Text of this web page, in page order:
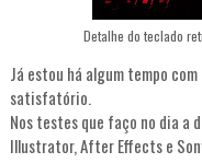
Detalhe do teclado
Já estou há algum tempo
satisfatório.
Nos testes que faço no dia a
Illustrator, After Effects e